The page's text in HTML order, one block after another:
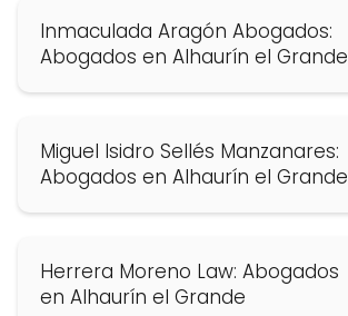
Inmaculada Aragón Abogados:
Abogados en Alhaurín el Grande
Miguel Isidro Sellés Manzanares:
Abogados en Alhaurín el Grande
Herrera Moreno Law: Abogados
en Alhaurín el Grande